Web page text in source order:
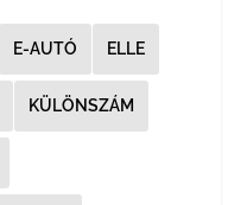
E-AUTÓ ELLE
KÜLÖNSZÁM